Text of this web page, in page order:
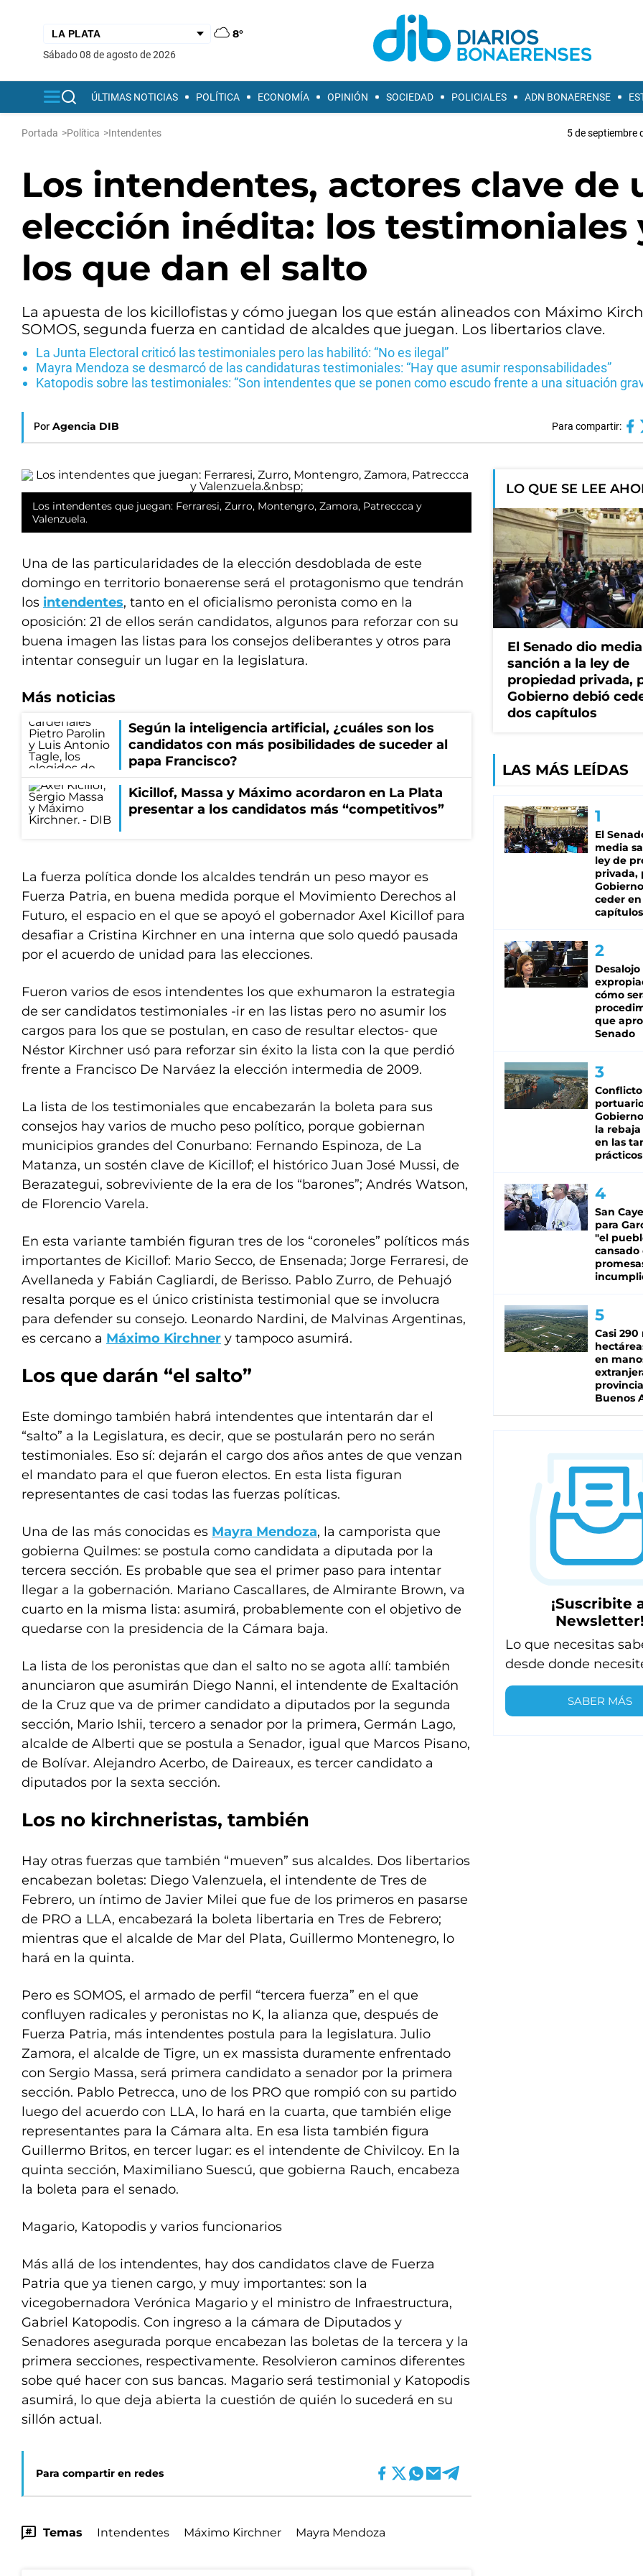
8°
sábado 08 de agosto de 2026
ÚLTIMAS NOTICIAS POLÍTICA ECONOMÍA OPINIÓN SOCIEDAD POLICIALES ADN BONAERENSE
Portada >Política >Intendentes 5 de septiembre
Los intendentes, actores clave de
elección inédita: los testimoniales
los que dan el salto
La apuesta de los kicillofistas y cómo juegan los que están alineados con Máximo
SOMOS, segunda fuerza en cantidad de alcaldes que juegan. Los libertarios clave.
La Junta Electoral criticó las testimoniales pero las habilitó: “No es ilegal”
Mayra Mendoza se desmarcó de las candidaturas testimoniales: “Hay que asumir responsabilidades”
Katopodis sobre las testimoniales: “Son intendentes que se ponen como escudo frente a una situación
Por Agencia DIB Para compartir:
Los intendentes que juegan: Ferraresi, Zurro, Montengro, Zamora, Patreccca y
Valenzuela.
Una de las particularidades de la elección desdoblada de este
domingo en territorio bonaerense será el protagonismo que tendrán
los intendentes, tanto en el oficialismo peronista como en la
oposición: 21 de ellos serán candidatos, algunos para reforzar con su
buena imagen las listas para los consejos deliberantes y otros para
intentar conseguir un lugar en la legislatura.
Más noticias
Según la inteligencia artificial, ¿cuáles son los
candidatos con más posibilidades de suceder al
papa Francisco?
Kicillof, Massa y Máximo acordaron en La Plata
presentar a los candidatos más “competitivos”
La fuerza política donde los alcaldes tendrán un peso mayor es
Fuerza Patria, en buena medida porque el Movimiento Derechos al
Futuro, el espacio en el que se apoyó el gobernador Axel Kicillof para
desafiar a Cristina Kirchner en una interna que solo quedó pausada
por el acuerdo de unidad para las elecciones.
Fueron varios de esos intendentes los que exhumaron la estrategia
de ser candidatos testimoniales -ir en las listas pero no asumir los
cargos para los que se postulan, en caso de resultar electos- que
Néstor Kirchner usó para reforzar sin éxito la lista con la que perdió
frente a Francisco De Narváez la elección intermedia de 2009.
La lista de los testimoniales que encabezarán la boleta para sus
consejos hay varios de mucho peso político, porque gobiernan
municipios grandes del Conurbano: Fernando Espinoza, de La
Matanza, un sostén clave de Kicillof; el histórico Juan José Mussi, de
Berazategui, sobreviviente de la era de los “barones”; Andrés Watson,
de Florencio Varela.
En esta variante también figuran tres de los “coroneles” políticos más
importantes de Kicillof: Mario Secco, de Ensenada; Jorge Ferraresi, de
Avellaneda y Fabián Cagliardi, de Berisso. Pablo Zurro, de Pehuajó
resalta porque es el único cristinista testimonial que se involucra
para defender su consejo. Leonardo Nardini, de Malvinas Argentinas,
es cercano a Máximo Kirchner y tampoco asumirá.
Los que darán “el salto”
Este domingo también habrá intendentes que intentarán dar el
“salto” a la Legislatura, es decir, que se postularán pero no serán
testimoniales. Eso sí: dejarán el cargo dos años antes de que venzan
el mandato para el que fueron electos. En esta lista figuran
representantes de casi todas las fuerzas políticas.
Una de las más conocidas es Mayra Mendoza, la camporista que
gobierna Quilmes: se postula como candidata a diputada por la
tercera sección. Es probable que sea el primer paso para intentar
llegar a la gobernación. Mariano Cascallares, de Almirante Brown, va
cuarto en la misma lista: asumirá, probablemente con el objetivo de
quedarse con la presidencia de la Cámara baja.
La lista de los peronistas que dan el salto no se agota allí: también
anunciaron que asumirán Diego Nanni, el intendente de Exaltación
de la Cruz que va de primer candidato a diputados por la segunda
sección, Mario Ishii, tercero a senador por la primera, Germán Lago,
alcalde de Alberti que se postula a Senador, igual que Marcos Pisano,
de Bolívar. Alejandro Acerbo, de Daireaux, es tercer candidato a
diputados por la sexta sección.
Los no kirchneristas, también
Hay otras fuerzas que también “mueven” sus alcaldes. Dos libertarios
encabezan boletas: Diego Valenzuela, el intendente de Tres de
Febrero, un íntimo de Javier Milei que fue de los primeros en pasarse
de PRO a LLA, encabezará la boleta libertaria en Tres de Febrero;
mientras que el alcalde de Mar del Plata, Guillermo Montenegro, lo
hará en la quinta.
Pero es SOMOS, el armado de perfil “tercera fuerza” en el que
confluyen radicales y peronistas no K, la alianza que, después de
Fuerza Patria, más intendentes postula para la legislatura. Julio
Zamora, el alcalde de Tigre, un ex massista duramente enfrentado
con Sergio Massa, será primera candidato a senador por la primera
sección. Pablo Petrecca, uno de los PRO que rompió con su partido
luego del acuerdo con LLA, lo hará en la cuarta, que también elige
representantes para la Cámara alta. En esa lista también figura
Guillermo Britos, en tercer lugar: es el intendente de Chivilcoy. En la
quinta sección, Maximiliano Suescú, que gobierna Rauch, encabeza
la boleta para el senado.
Magario, Katopodis y varios funcionarios
Más allá de los intendentes, hay dos candidatos clave de Fuerza
Patria que ya tienen cargo, y muy importantes: son la
vicegobernadora Verónica Magario y el ministro de Infraestructura,
Gabriel Katopodis. Con ingreso a la cámara de Diputados y
Senadores asegurada porque encabezan las boletas de la tercera y la
primera secciones, respectivamente. Resolvieron caminos diferentes
sobe qué hacer con sus bancas. Magario será testimonial y Katopodis
asumirá, lo que deja abierta la cuestión de quién lo sucederá en su
sillón actual.
Para compartir en redes
Temas Intendentes Máximo Kirchner Mayra Mendoza
LO QUE SE LEE
El Senado dio media
sanción a la ley de
propiedad privada,
Gobierno debió
dos capítulos
LAS MÁS LEÍDAS
El
media
ley de
privada,
ceder
capítulos
cómo
que
Senado
Conflicto
la rebaja
en las
prácticos
San
para
"el
cansado
Casi 290
en
Buenos
¡Suscribite
Newsletter!
Lo que necesitas
desde donde
SABER MÁS